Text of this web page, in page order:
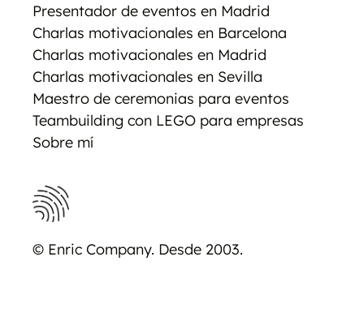
© Enric Company. Desde 2003.
Presentador de eventos en Madrid
Charlas motivacionales en Barcelona
Charlas motivacionales en Madrid
Charlas motivacionales en Sevilla
Maestro de ceremonias para eventos
Teambuilding con LEGO para empresas
Sobre mí